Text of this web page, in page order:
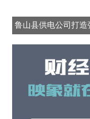
鲁山县供电公司打造